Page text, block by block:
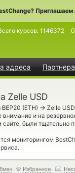
Приглашаем
адреса
курсов: 1146372
Zelle USD
(ETH) → Zelle
и на
были тщательно
мониторингом
Избранное